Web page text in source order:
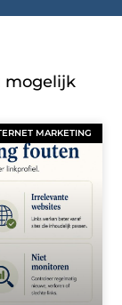
MARKETING